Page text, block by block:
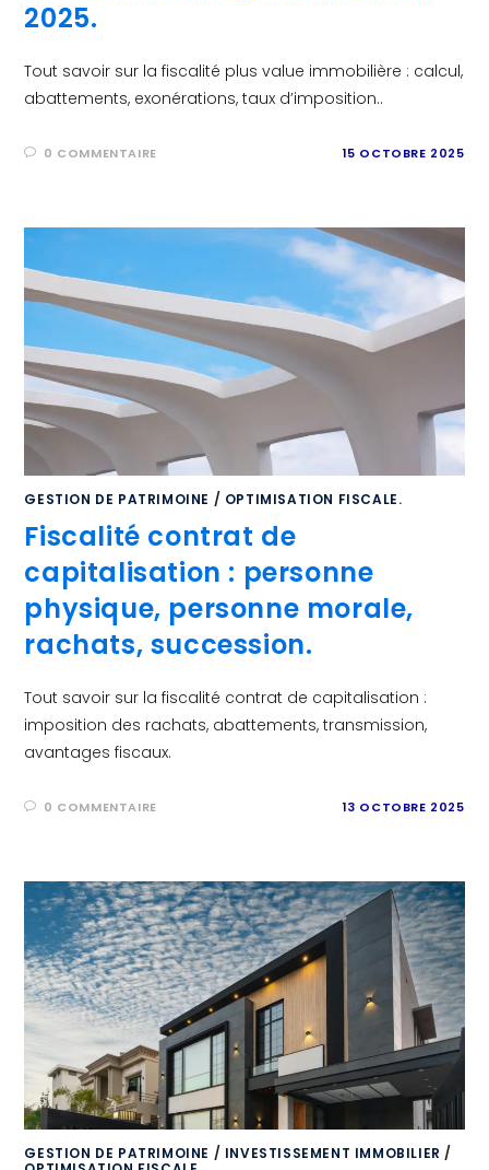
2025.
Tout savoir sur la fiscalité plus value immobilière : calcul,
abattements, exonérations, taux d’imposition..
0 COMMENTAIRE 15 OCTOBRE 2025
GESTION DE PATRIMOINE / OPTIMISATION FISCALE.
Fiscalité contrat de
capitalisation : personne
physique, personne morale,
rachats, succession.
Tout savoir sur la fiscalité contrat de capitalisation :
imposition des rachats, abattements, transmission,
avantages fiscaux.
0 COMMENTAIRE 13 OCTOBRE 2025
GESTION DE PATRIMOINE / INVESTISSEMENT IMMOBILIER /